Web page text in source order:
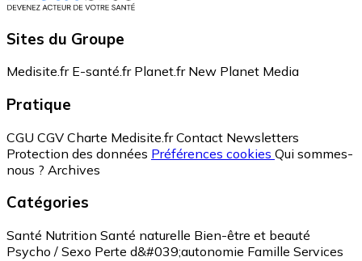
Sites du Groupe
Medisite.fr E-santé.fr Planet.fr New Planet Media
Pratique
CGU CGV Charte Medisite.fr Contact Newsletters
Protection des données Préférences cookies Qui sommes-
nous ? Archives
Catégories
Santé Nutrition Santé naturelle Bien-être et beauté
Psycho / Sexo Perte d&#039;autonomie Famille Services